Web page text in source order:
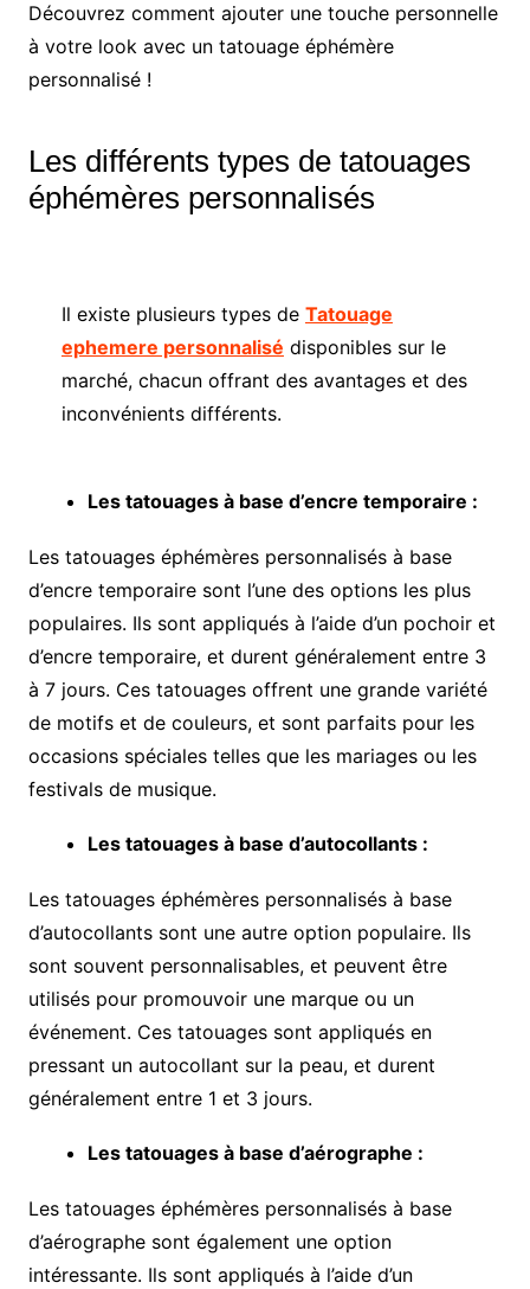
Découvrez comment ajouter une touche personnelle
à votre look avec un tatouage éphémère
personnalisé !
Les différents types de tatouages
éphémères personnalisés
Il existe plusieurs types de Tatouage
ephemere personnalisé disponibles sur le
marché, chacun offrant des avantages et des
inconvénients différents.
Les tatouages à base d’encre temporaire :
Les tatouages éphémères personnalisés à base
d’encre temporaire sont l’une des options les plus
populaires. Ils sont appliqués à l’aide d’un pochoir et
d’encre temporaire, et durent généralement entre 3
à 7 jours. Ces tatouages offrent une grande variété
de motifs et de couleurs, et sont parfaits pour les
occasions spéciales telles que les mariages ou les
festivals de musique.
Les tatouages à base d’autocollants :
Les tatouages éphémères personnalisés à base
d’autocollants sont une autre option populaire. Ils
sont souvent personnalisables, et peuvent être
utilisés pour promouvoir une marque ou un
événement. Ces tatouages sont appliqués en
pressant un autocollant sur la peau, et durent
généralement entre 1 et 3 jours.
Les tatouages à base d’aérographe :
Les tatouages éphémères personnalisés à base
d’aérographe sont également une option
intéressante. Ils sont appliqués à l’aide d’un